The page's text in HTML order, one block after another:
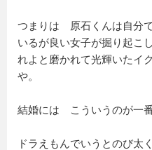
つまりは 原石くんは自分
いるが良い女子が掘り起こ
れよと磨かれて光輝いたイ
や。
結婚には こういうのが一
ドラえもんでいうとのび太